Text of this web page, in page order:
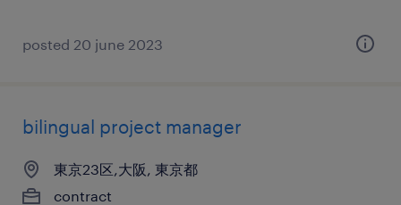
posted 20 june 2023
bilingual project manager
東京23区,大阪, 東京都
contract